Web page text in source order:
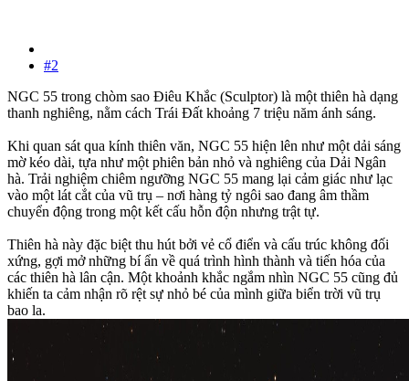
#2
NGC 55 trong chòm sao Điêu Khắc (Sculptor) là một thiên hà dạng
thanh nghiêng, nằm cách Trái Đất khoảng 7 triệu năm ánh sáng.
Khi quan sát qua kính thiên văn, NGC 55 hiện lên như một dải sáng
mờ kéo dài, tựa như một phiên bản nhỏ và nghiêng của Dải Ngân
hà. Trải nghiệm chiêm ngưỡng NGC 55 mang lại cảm giác như lạc
vào một lát cắt của vũ trụ – nơi hàng tỷ ngôi sao đang âm thầm
chuyển động trong một kết cấu hỗn độn nhưng trật tự.
Thiên hà này đặc biệt thu hút bởi vẻ cổ điển và cấu trúc không đối
xứng, gợi mở những bí ẩn về quá trình hình thành và tiến hóa của
các thiên hà lân cận. Một khoảnh khắc ngắm nhìn NGC 55 cũng đủ
khiến ta cảm nhận rõ rệt sự nhỏ bé của mình giữa biển trời vũ trụ
bao la.